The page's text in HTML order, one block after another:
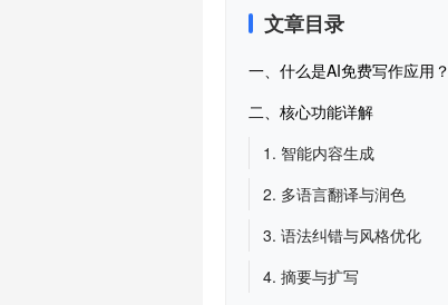
文章目录
一、什么是AI免费写作应用？
二、核心功能详解
1. 智能内容生成
2. 多语言翻译与润色
3. 语法纠错与风格优化
4. 摘要与扩写